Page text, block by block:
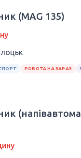
(MAG 135)
РОБОТА НА ЗАРАЗ